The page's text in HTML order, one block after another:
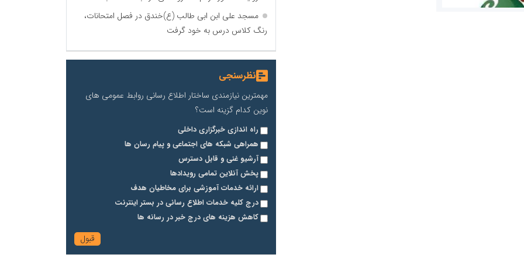
مسجد علی ابن ابی طالب (ع)خندق در فصل امتحانات،
رنگ کلاس درس به خود گرفت
نظرسنجی
مهمترین نیازمندی ساختار اطلاع رسانی روابط عمومی های
نوین کدام گزینه است؟
راه اندازی خبرگزاری داخلی
همراهی شبکه های اجتماعی و پیام رسان ها
آرشیو غنی و قابل دسترس
پخش آنلاین تمامی رویدادها
ارائه خدمات آموزشی برای مخاطیان هدف
درج کلیه خدمات اطلاع رسانی در بستر اینترنت
کاهش هزینه های درج خبر در رسانه ها